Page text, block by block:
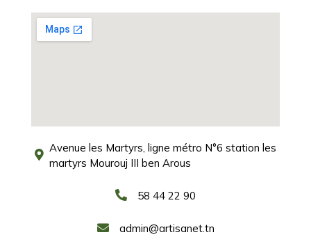
Avenue les Martyrs, ligne métro N°6 station les
martyrs Mourouj III ben Arous
58 44 22 90
admin@artisanet.tn